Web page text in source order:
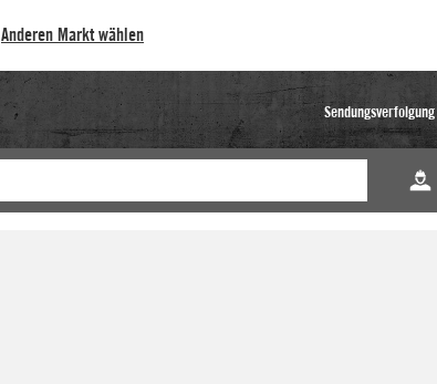
Anderen Markt wählen
Sendungsverfolgung